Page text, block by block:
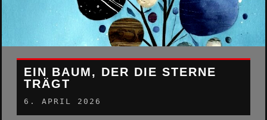
EIN BAUM, DER DIE STERNE
TRÄGT
6. APRIL 2026